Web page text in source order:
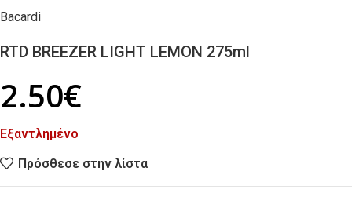
Bacardi
RTD BREEZER LIGHT LEMON 275ml
2.50€
Εξαντλημένο
Πρόσθεσε στην λίστα